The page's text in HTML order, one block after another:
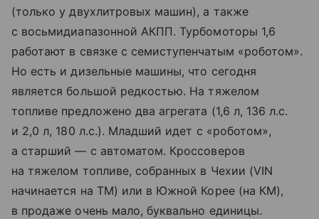
(только у двухлитровых машин), а также
с восьмидиапазонной АКПП. Турбомоторы 1,6
работают в связке с семиступенчатым «роботом».
Но есть и дизельные машины, что сегодня
является большой редкостью. На тяжелом
топливе предложено два агрегата (1,6 л, 136 л.с.
и 2,0 л, 180 л.с.). Младший идет с «роботом»,
а старший — с автоматом. Кроссоверов
на тяжелом топливе, собранных в Чехии (VIN
начинается на TM) или в Южной Корее (на КМ),
в продаже очень мало, буквально единицы.